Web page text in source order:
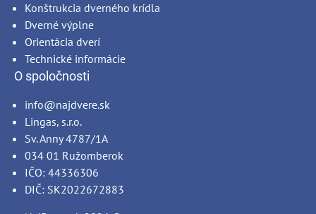
Konštrukcia dverného krídla
Dverné výplne
Orientácia dverí
Technické informácie
O spoločnosti
info@najdvere.sk
Lingas, s.r.o.
Sv. Anny 4787/1A
034 01 Ružomberok
IČO: 44336306
DIČ: SK2022672883